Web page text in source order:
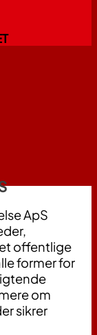
ApS
offentlige
former for
om
sikrer